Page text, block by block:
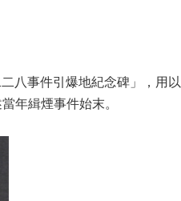
八事件引爆地紀念碑」，用
年緝煙事件始末。